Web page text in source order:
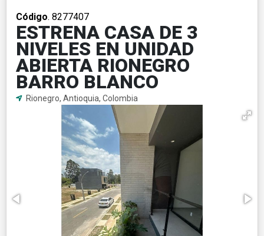
Código. 8277407
ESTRENA CASA DE 3
NIVELES EN UNIDAD
ABIERTA RIONEGRO
BARRO BLANCO
Rionegro, Antioquia, Colombia